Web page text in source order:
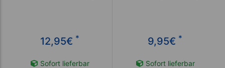
12,95€ *
Sofort lieferbar
9,95€ *
Sofort lieferbar